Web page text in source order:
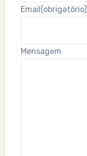
Email (obrigatório)
Mensagem